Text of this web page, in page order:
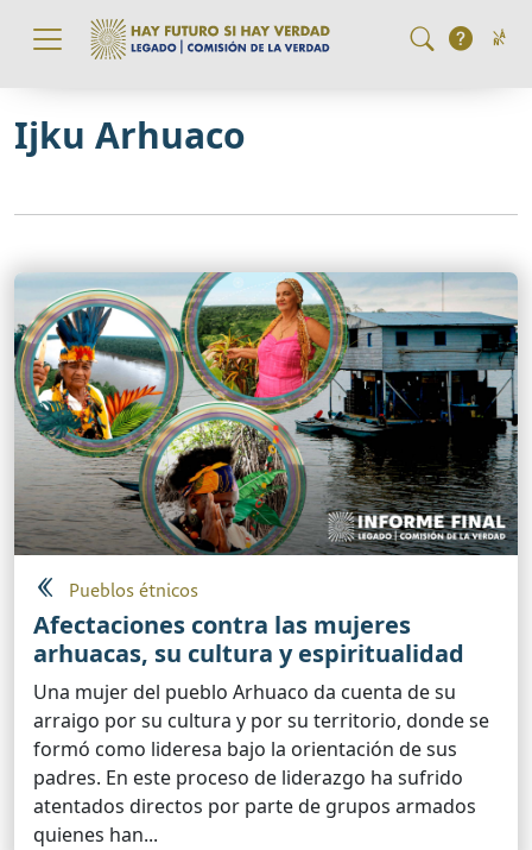
Pasar al contenido principal
Ijku Arhuaco
Pueblos étnicos
Afectaciones contra las mujeres
arhuacas, su cultura y espiritualidad
Una mujer del pueblo Arhuaco da cuenta de su
arraigo por su cultura y por su territorio, donde se
formó como lideresa bajo la orientación de sus
padres. En este proceso de liderazgo ha sufrido
atentados directos por parte de grupos armados
quienes han...